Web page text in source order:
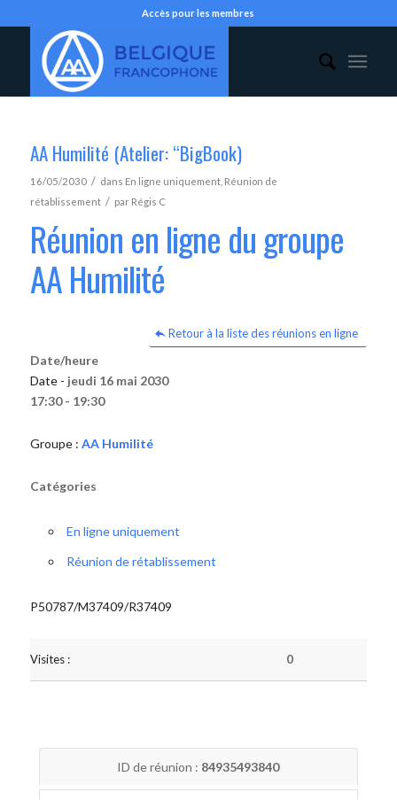
Accès pour les membres
AA Humilité (Atelier: “BigBook)
16/05/2030 / dans En ligne uniquement, Réunion de
rétablissement / par Régis C
Réunion en ligne du groupe
AA Humilité
Retour à la liste des réunions en ligne
Date/heure
Date - jeudi 16 mai 2030
17:30 - 19:30
Groupe : AA Humilité
Catégories
En ligne uniquement
Réunion de rétablissement
P50787/M37409/R37409
Visites : 0
ID de réunion : 84935493840